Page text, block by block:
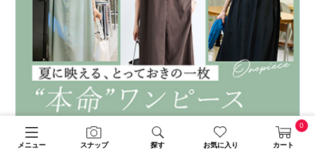
メニュー スナップ 探す お気に入り カート
0
夏に映える、とっておきの一枚“本命”ワンピース